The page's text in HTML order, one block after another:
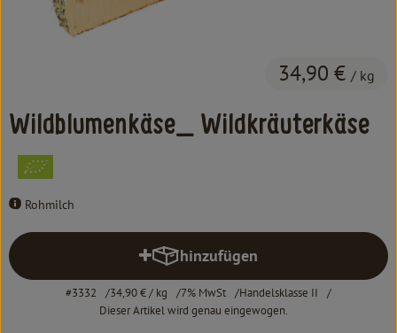
Kochen & Backen
Haushalt
Über uns
Wildblumenkäse_ Wildkräuterkäse
Rohmilch
34,90 € / kg
hinzufügen
Produkt zum Warenkorb
#3332 34,90 €/ kg 7% MwSt
Handelsklasse II
Dieser Artikel wird genau eingewogen.